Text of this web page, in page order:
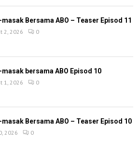
Bersama ABO – Teaser Episod 11
2, 2026 0
bersama ABO Episod 10
1, 2026 0
masak Bersama ABO – Teaser Episod 10
2026 0